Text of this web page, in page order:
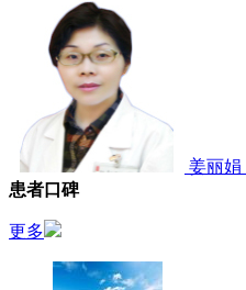
姜丽娟
患者口碑
更多